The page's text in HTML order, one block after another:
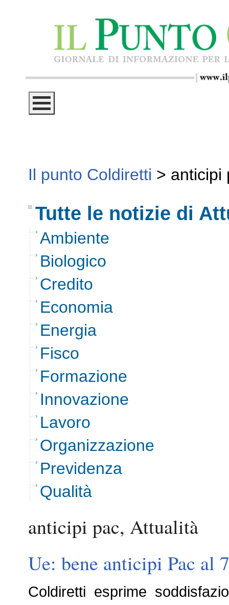
Il punto Coldiretti > anticipi
Tutte le notizie di
Ambiente
Biologico
Credito
Economia
Energia
Fisco
Formazione
Innovazione
Lavoro
Organizzazione
Previdenza
Qualità
anticipi pac, Attualità
Ue: bene anticipi Pac al
Coldiretti esprime